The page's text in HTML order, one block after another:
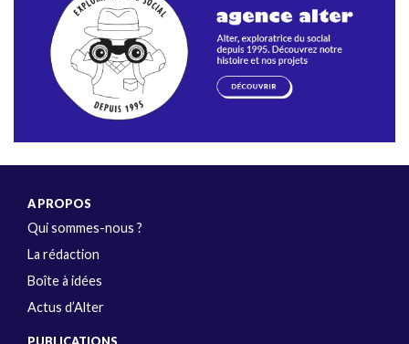
A PROPOS
Qui sommes-nous ?
La rédaction
Boîte à idées
Actus d’Alter